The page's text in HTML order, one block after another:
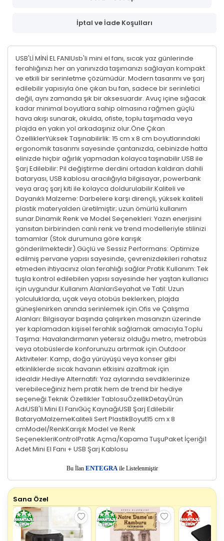
İptal ve İade Koşulları
USB'Lİ MİNİ EL FANIUsb'li mini el fanı, sıcak yaz günlerinde
ferahlığınızı her an yanınızda taşımanızı sağlayan kompakt
ve etkili bir serinletme çözümüdür. Modern tasarımı ve şarj
edilebilir yapısıyla öne çıkan bu fan, sadece bir serinletici
değil, aynı zamanda şık bir aksesuardır. Avuç içine sığacak
kadar minimal boyutlara sahip olmasına rağmen güçlü
hava akışı sunarak, okulda, ofiste, toplu taşımada veya
plajda en yakın yol arkadaşınız olur.Öne Çıkan
ÖzelliklerYüksek Taşınabilirlik: 15 cm x 8 cm boyutlarındaki
ergonomik tasarımı sayesinde çantanızda, cebinizde hatta
elinizde hiçbir ağırlık yapmadan kolayca taşınabilir.USB ile
Şarj Edilebilir: Pil değiştirme derdini ortadan kaldıran dahili
bataryası, USB kablosu aracılığıyla bilgisayar, powerbank
veya araç şarj kiti ile kolayca doldurulabilir.Kaliteli ve
Dayanıklı Malzeme: Darbelere karşı dirençli, yüksek kaliteli
plastik materyalden üretilmiştir; uzun ömürlü kullanım
sunar.Dinamik Renk ve Model Seçenekleri: Yazın enerjisini
yansıtan birbirinden canlı renk ve trend modelleriyle stilinizi
tamamlar (Stok durumuna göre karışık
gönderilmektedir).Güçlü ve Sessiz Performans: Optimize
edilmiş pervane yapısı sayesinde, çevrenizdekileri rahatsız
etmeden ihtiyacınız olan ferahlığı sağlar.Pratik Kullanım: Tek
tuşla kontrol edilebilen yapısı sayesinde her yaştan kullanıcı
için uygundur.Kullanım AlanlarıSeyahat ve Tatil: Uzun
yolculuklarda, uçak veya otobüs beklerken, plajda
güneşlenirken anında serinlemek için.Ofis ve Çalışma
Alanları: Bilgisayar başında çalışırken masanızın üzerinde
yer kaplamadan kişisel ferahlık sağlamak amacıyla.Toplu
Taşıma: Havalandırmanın yetersiz olduğu metro, metrobüs
veya otobüslerde konforunuzu artırmak için.Outdoor
Aktiviteler: Kamp, doğa yürüyüşü veya konser gibi
etkinliklerde sıcak havanın etkisini azaltmak için
idealdir.Hediye Alternatifi: Yaz aylarında sevdiklerinize
verebileceğiniz hem pratik hem de trend bir hediye
seçeneği.Teknik Özellikler TablosuÖzellikDetayÜrün
AdıUSB'li Mini El FanıGüç KaynağıUSB Şarj Edilebilir
BataryaMalzemeKaliteli Sert PlastikBoyut15 cm x 8
cmModel/RenkKarışık Model ve Renk
SeçenekleriKontrolPratik Açma/Kapama TuşuPaket İçeriği1
Adet Mini El Fanı + USB Şarj Kablosu
Bu İlan ENTEGRAile Listelenmiştir
Sana Özel